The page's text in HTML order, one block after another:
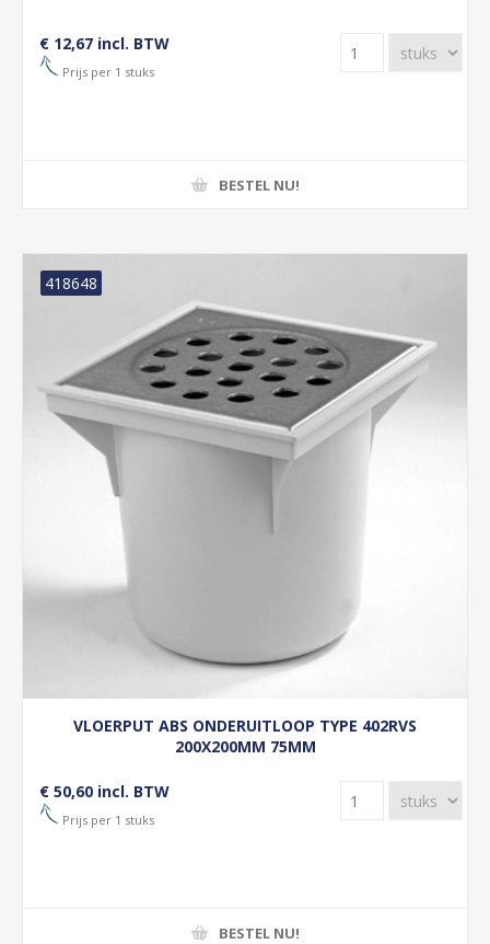
€ 12,67 incl. BTW
Prijs per 1 stuks
BESTEL NU!
VLOERPUT ABS ONDERUITLOOP TYPE 402RVS
200X200MM 75MM
418648
€ 50,60 incl. BTW
Prijs per 1 stuks
BESTEL NU!